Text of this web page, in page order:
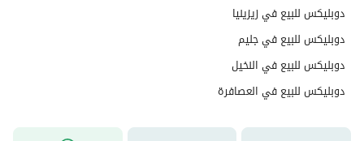
دوبليكس للبيع في زيزينيا
دوبليكس للبيع في جليم
دوبليكس للبيع في النخيل
دوبليكس للبيع في العصافرة